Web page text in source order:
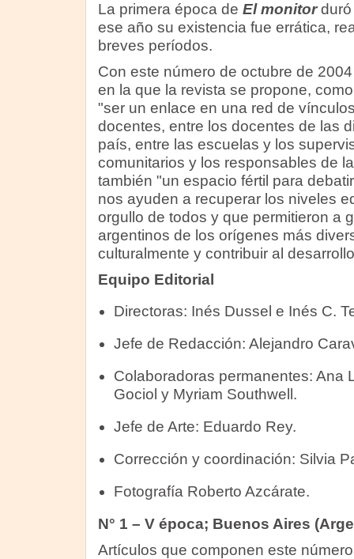
La primera época de El monitorduró
ese año su existencia fue errática,
breves períodos.
Con este número de octubre de
en la que la revista se propone,
"ser un enlace en una red de
docentes, entre los docentes de las
país, entre las escuelas y los
comunitarios y los responsables de
también "un espacio fértil para
nos ayuden a recuperar los niveles
orgullo de todos y que permitieron a
argentinos de los orígenes más
culturalmente y contribuir al
Equipo Editorial
Directoras: Inés Dussel e Inés C.
Jefe de Redacción: Alejandro
Colaboradoras permanentes: Ana
Gociol y Myriam Southwell.
Jefe de Arte: Eduardo Rey.
Corrección y coordinación: Silvia
Fotografía Roberto Azcárate.
N° 1 – V época; Buenos Aires
Artículos que componen este